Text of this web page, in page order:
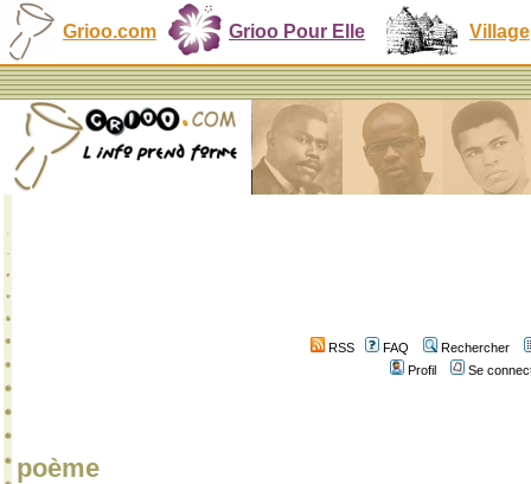
Grioo.com Grioo Pour Elle Village
RSS FAQ
Rechercher
Profil
Se
poème